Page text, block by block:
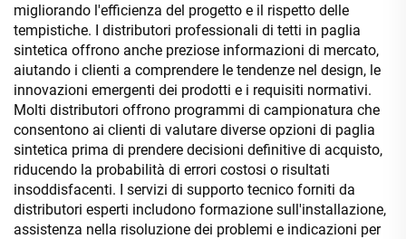
migliorando l'efficienza del progetto e il rispetto delle
tempistiche. I distributori professionali di tetti in paglia
sintetica offrono anche preziose informazioni di mercato,
aiutando i clienti a comprendere le tendenze nel design, le
innovazioni emergenti dei prodotti e i requisiti normativi.
Molti distributori offrono programmi di campionatura che
consentono ai clienti di valutare diverse opzioni di paglia
sintetica prima di prendere decisioni definitive di acquisto,
riducendo la probabilità di errori costosi o risultati
insoddisfacenti. I servizi di supporto tecnico forniti da
distributori esperti includono formazione sull'installazione,
assistenza nella risoluzione dei problemi e indicazioni per